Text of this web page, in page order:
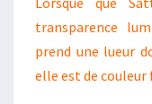
transparence
prend une lueur
elle est de couleur